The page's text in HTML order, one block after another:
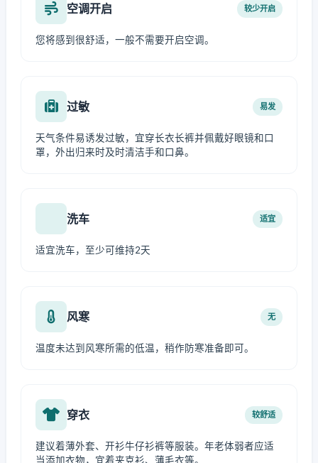
空调开启 较少开启
您将感到很舒适，一般不需要开启空调。
过敏 易发
天气条件易诱发过敏，宜穿长衣长裤并佩戴好眼镜和口
罩，外出归来时及时清洁手和口鼻。
洗车 适宜
适宜洗车，至少可维持2天
风寒 无
温度未达到风寒所需的低温，稍作防寒准备即可。
穿衣 较舒适
建议着薄外套、开衫牛仔衫裤等服装。年老体弱者应适
当添加衣物，宜着夹克衫、薄毛衣等。